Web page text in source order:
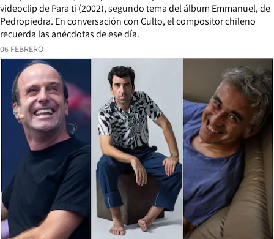
06 FEBRERO
videoclip de Para ti (2002), segundo tema del álbum Emmanuel, de
Pedropiedra. En conversación con Culto, el compositor chileno
recuerda las anécdotas de ese día.